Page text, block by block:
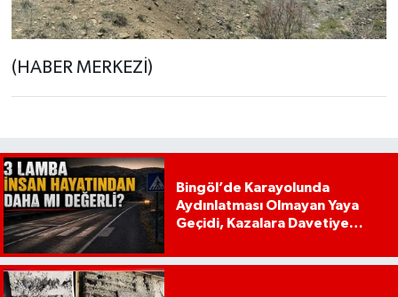
(HABER MERKEZİ)
Bingöl’de Karayolunda
Aydınlatması Olmayan Yaya
Geçidi, Kazalara Davetiye